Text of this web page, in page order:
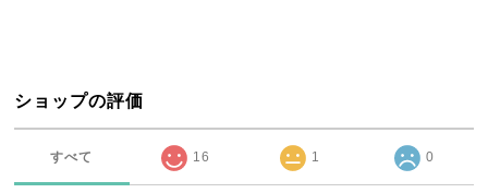
ショップの評価
すべて 16 1 0